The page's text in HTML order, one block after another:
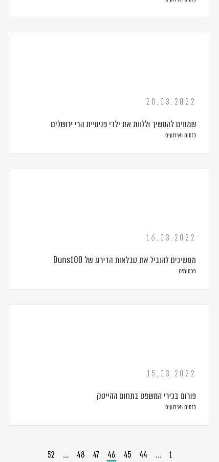
20.03.2022
שמחים להמשיך וללוות את ילדי פנימיית הרי ירושלים
כנסים ואירועים
16.03.2022
ממשיכים להוביל את טבלאות הדירוג של Duns100
פרסומים
15.03.2022
פורום בכירי המשפט בתחום ההייטק
כנסים ואירועים
1
…
44
45
46
47
48
…
52